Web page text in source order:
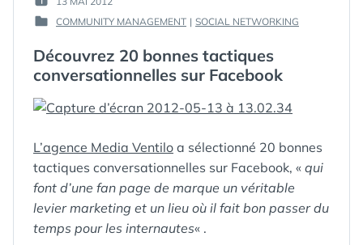
PUBLIÉ
LE :
GUIM
PUBLIÉ
COMMUNITY MANAGEMENT | SOCIAL NETWORKING
Découvrez 20 bonnes tactiques
conversationnelles sur Facebook
L’agence Media Ventilo a sélectionné 20 bonnes
tactiques conversationnelles sur Facebook, « qui
font d’une fan page de marque un véritable
levier marketing et un lieu où il fait bon passer du
temps pour les internautes« .
BONNES
PRATIQUES
COMMUNAUTÉS
CONVERSATIONS,
ENGAGEMENT,
FACEBOOK
FAN
PAGE
FANS